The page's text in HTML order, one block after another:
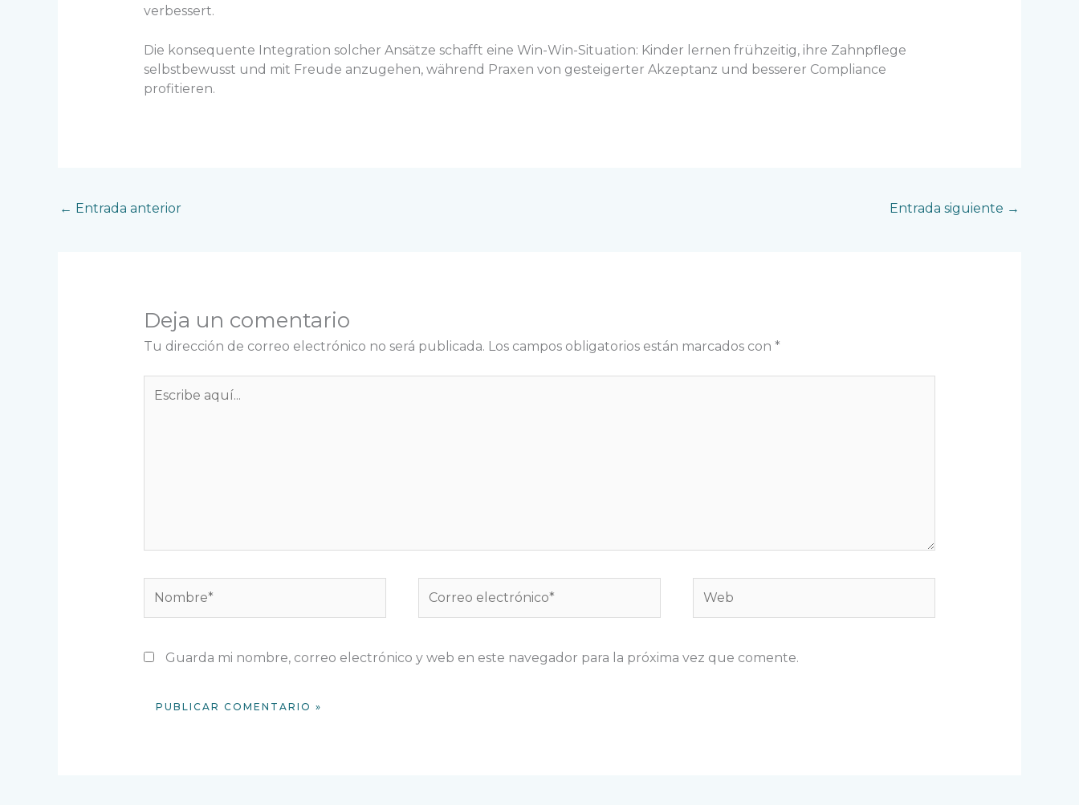
verbessert.
Die konsequente Integration solcher Ansätze schafft eine Win-Win-Situation: Kinder lernen frühzeitig, ihre Zahnpflege
selbstbewusst und mit Freude anzugehen, während Praxen von gesteigerter Akzeptanz und besserer Compliance
profitieren.
← Entrada anterior Entrada siguiente →
Deja un comentario
Tu dirección de correo electrónico no será publicada. Los campos obligatorios están marcados con *
aquí...
electrónico*
Guarda mi nombre, correo electrónico y web en este navegador para la próxima vez que comente.